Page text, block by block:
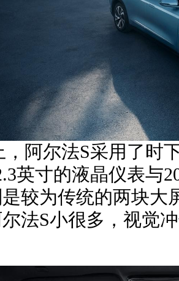
，阿尔法S采用了时
英寸的液晶仪表与
较为传统的两块大
法S小很多，视觉